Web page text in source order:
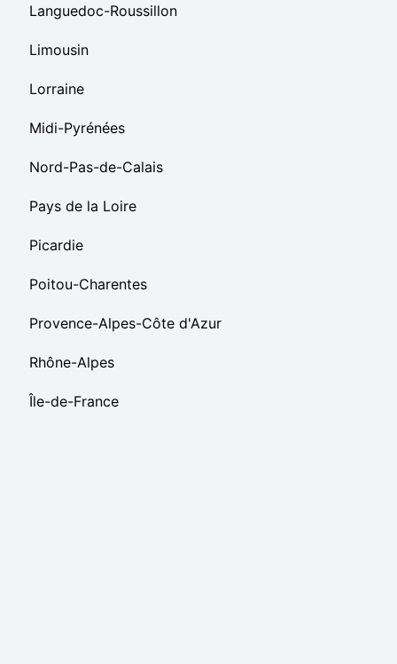
Languedoc-Roussillon
Limousin
Lorraine
Midi-Pyrénées
Nord-Pas-de-Calais
Pays de la Loire
Picardie
Poitou-Charentes
Provence-Alpes-Côte d'Azur
Rhône-Alpes
Île-de-France